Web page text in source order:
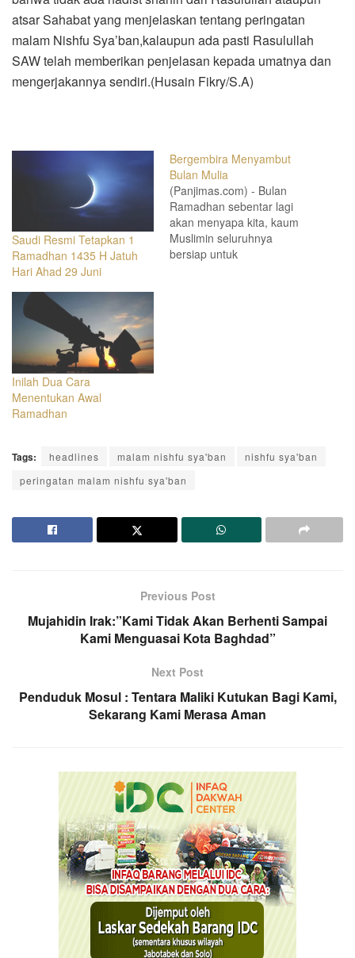
atsar Sahabat yang menjelaskan tentang peringatan
malam Nishfu Sya’ban,kalaupun ada pasti Rasulullah
SAW telah memberikan penjelasan kepada umatnya dan
mengerjakannya sendiri.(Husain Fikry/S.A)
Saudi Resmi Tetapkan 1
Ramadhan 1435 H Jatuh
Hari Ahad 29 Juni
Bergembira Menyambut
Bulan Mulia
(Panjimas.com) - Bulan
Ramadhan sebentar lagi
akan menyapa kita, kaum
Muslimin seluruhnya
bersiap untuk
Ramadhan…
Inilah Dua Cara
Menentukan Awal
Ramadhan
Tags: headlines malam nishfu sya'ban
nishfu sya'ban
peringatan malam nishfu sya'ban
Previous Post
Mujahidin Irak:”Kami Tidak Akan Berhenti Sampai
Kami Menguasai Kota Baghdad”
Next Post
Penduduk Mosul : Tentara Maliki Kutukan Bagi Kami,
Sekarang Kami Merasa Aman